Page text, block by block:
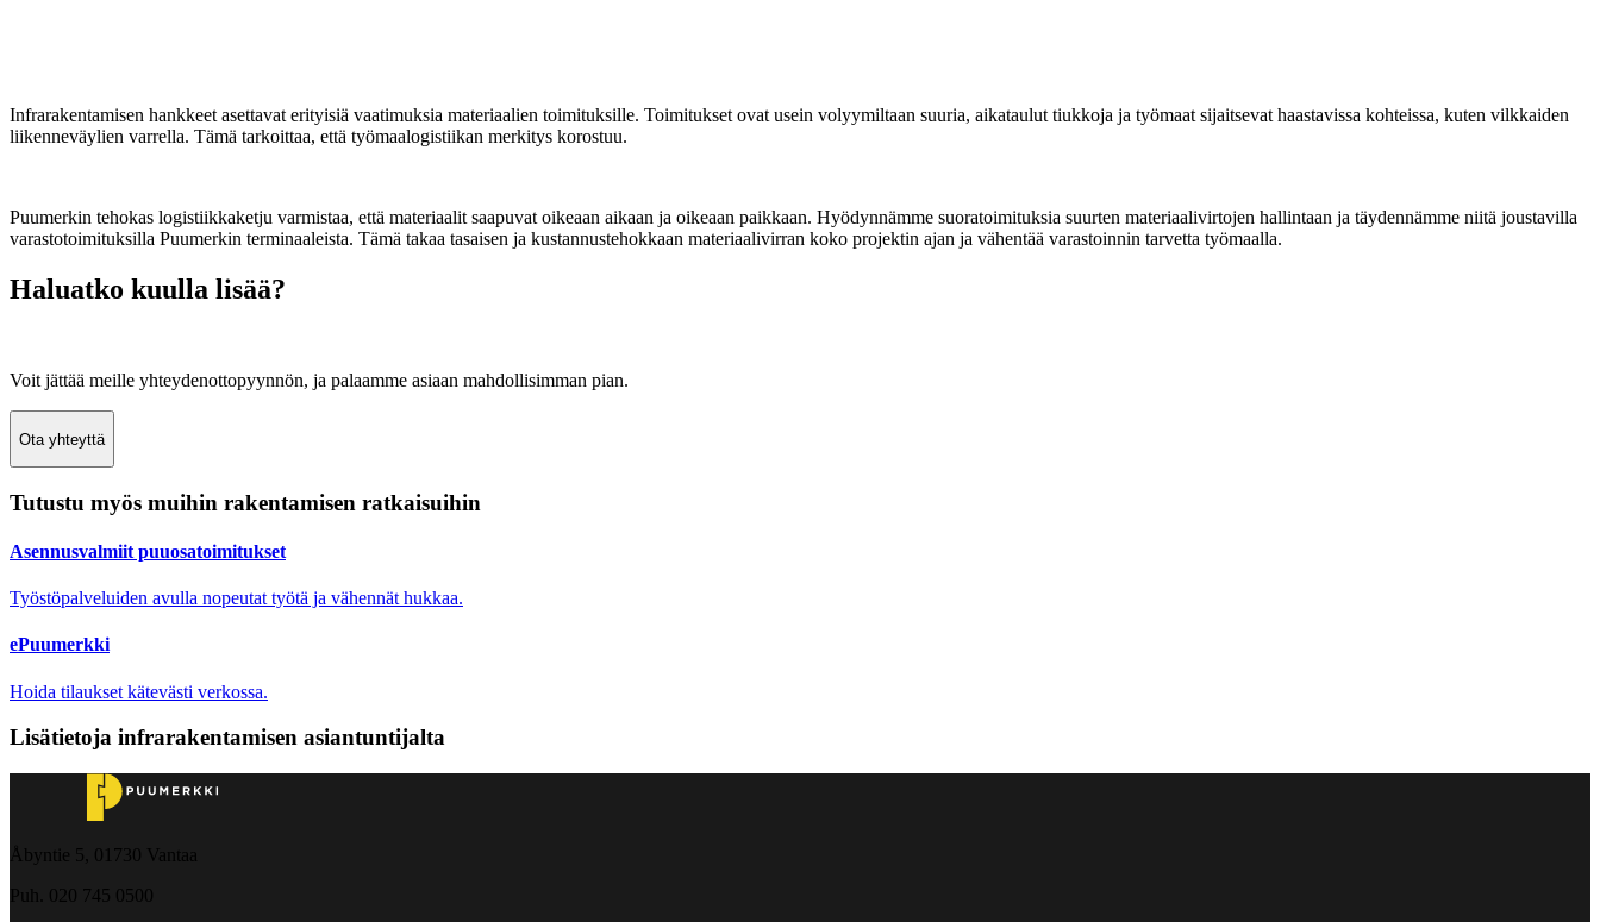
Infrarakentamisen hankkeet asettavat erityisiä vaatimuksia materiaalien toimituksille. Toimitukset ovat usein volyymiltaan suuria, aikataulut tiukkoja ja työmaat sijaitsevat haastavissa kohteissa, kuten vilkkaiden
liikenneväylien varrella. Tämä tarkoittaa, että työmaalogistiikan merkitys korostuu.
Puumerkin tehokas logistiikkaketju varmistaa, että materiaalit saapuvat oikeaan aikaan ja oikeaan paikkaan. Hyödynnämme suoratoimituksia suurten materiaalivirtojen hallintaan ja täydennämme niitä joustavilla
varastotoimituksilla Puumerkin terminaaleista. Tämä takaa tasaisen ja kustannustehokkaan materiaalivirran koko projektin ajan ja vähentää varastoinnin tarvetta työmaalla.
Haluatko kuulla lisää?
Voit jättää meille yhteydenottopyynnön, ja palaamme asiaan mahdollisimman pian.
Ota yhteyttä
Tutustu myös muihin rakentamisen ratkaisuihin
Asennusvalmiit puuosatoimitukset
Työstöpalveluiden avulla nopeutat työtä ja vähennät hukkaa.
ePuumerkki
Hoida tilaukset kätevästi verkossa.
Lisätietoja infrarakentamisen asiantuntijalta
Åbyntie 5, 01730 Vantaa
Puh. 020 745 0500